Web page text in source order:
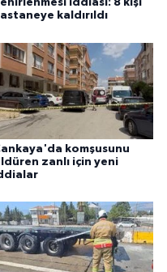
iddiası: 8 kişi
kaldırıldı
komşusunu
zanlı için yeni